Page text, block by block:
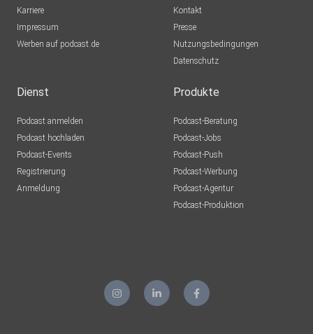
Karriere
Impressum
Werben auf podcast.de
Kontakt
Presse
Nutzungsbedingungen
Datenschutz
Dienst
Podcast anmelden
Podcast hochladen
Podcast-Events
Registrierung
Anmeldung
Produkte
Podcast-Beratung
Podcast-Jobs
Podcast-Push
Podcast-Werbung
Podcast-Agentur
Podcast-Produktion